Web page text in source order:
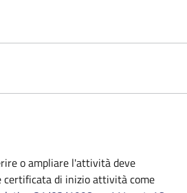
o ampliare l'attività deve
certificata di inizio attivitàcome